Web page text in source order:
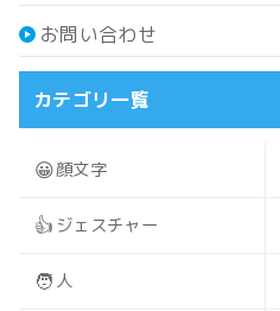
お問い合わせ
カテゴリ一覧
😀顔文字
👍 ジェスチャー
🧑 人